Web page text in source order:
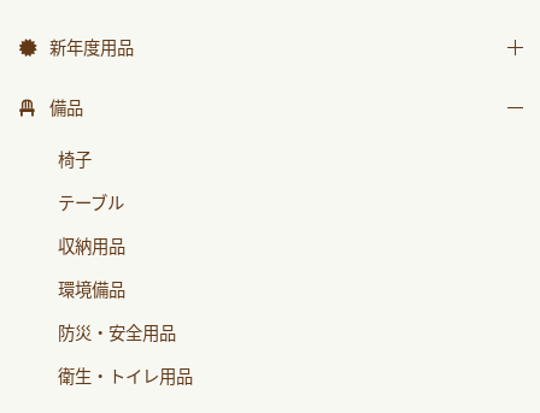
絵本
月刊絵本 バックナンバー
おはなしチャイルド
おはなしﾁｬｲﾙﾄﾞﾘｸｴｽﾄ
チャイルドブック アップル
ﾁｬｲﾙﾄﾞﾌﾞｯｸ ｱｯﾌﾟﾙ傑作選
もこちゃんチャイルド
はじめましての絵本
新年度用品
出席帳・シール
備品
椅子
テーブル
収納用品
環境備品
防災・安全用品
衛生・トイレ用品